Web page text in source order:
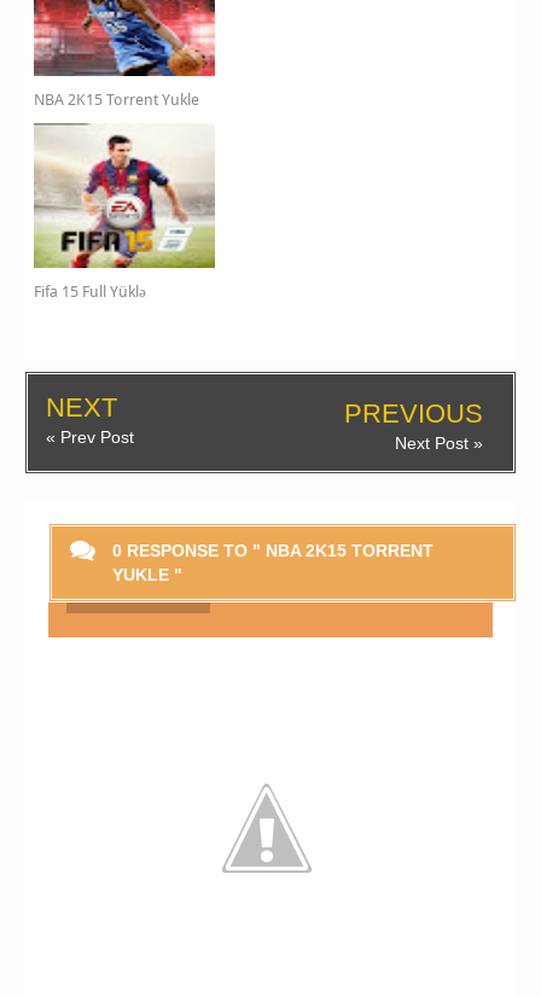
NBA 2K15 Torrent Yukle
Fifa 15 Full Yüklə
NEXT
« Prev Post
PREVIOUS
Next Post »
0 RESPONSE TO " NBA 2K15 TORRENT
YUKLE "
Smaylikləri Göstər